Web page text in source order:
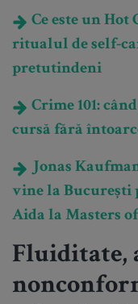
Ce este un
ritualul de self-
pretutindeni
Crime 101:
cursă fără
Jonas
vine la București
Aida la Masters
Fluiditate,